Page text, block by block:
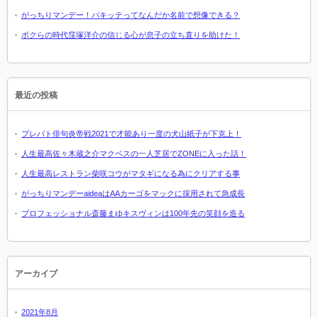
がっちりマンデー！パキッテってなんだか名前で想像できる？
ボクらの時代窪塚洋介の信じる心が息子の立ち直りを助けた！
最近の投稿
プレバト俳句炎帝戦2021で才能あり一度の犬山紙子が下克上！
人生最高佐々木蔵之介マクベスの一人芝居でZONEに入った話！
人生最高レストラン柴咲コウがマタギになる為にクリアする事
がっちりマンデーaideaはAAカーゴをマックに採用されて急成長
プロフェッショナル斎藤まゆキスヴィンは100年先の笑顔を造る
アーカイブ
2021年8月